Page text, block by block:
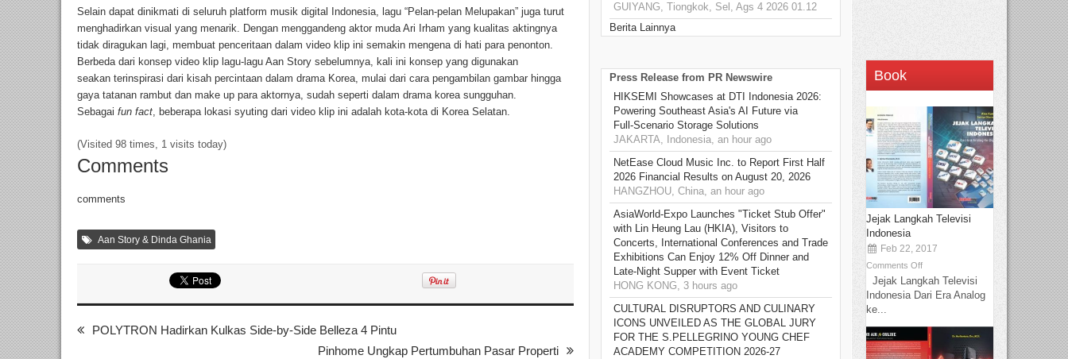
Selain dapat dinikmati di seluruh platform musik digital Indonesia, lagu “Pelan-pelan Melupakan” juga turut
menghadirkan visual yang menarik. Dengan menggandeng aktor muda Ari Irham yang kualitas aktingnya
tidak diragukan lagi, membuat penceritaan dalam video klip ini semakin mengena di hati para penonton.
Berbeda dari konsep video klip lagu-lagu Aan Story sebelumnya, kali ini konsep yang digunakan
seakan terinspirasi dari kisah percintaan dalam drama Korea, mulai dari cara pengambilan gambar hingga
gaya tatanan rambut dan make up para aktornya, sudah seperti dalam drama korea sungguhan.
Sebagai fun fact, beberapa lokasi syuting dari video klip ini adalah kota-kota di Korea Selatan.
(Visited 98 times, 1 visits today)
Comments
comments
Aan Story & Dinda Ghania
POLYTRON Hadirkan Kulkas Side-by-Side Belleza 4 Pintu
Pinhome Ungkap Pertumbuhan Pasar Properti
GUIYANG, Tiongkok, Sel, Ags 4 2026 01.12
Berita Lainnya
Press Release from PR Newswire
HIKSEMI Showcases at DTI Indonesia 2026:
Powering Southeast Asia's AI Future via
Full‑Scenario Storage Solutions
JAKARTA, Indonesia, an hour ago
NetEase Cloud Music Inc. to Report First Half
2026 Financial Results on August 20, 2026
HANGZHOU, China, an hour ago
AsiaWorld-Expo Launches "Ticket Stub Offer"
with Lin Heung Lau (HKIA), Visitors to
Concerts, International Conferences and Trade
Exhibitions Can Enjoy 12% Off Dinner and
Late-Night Supper with Event Ticket
HONG KONG, 3 hours ago
CULTURAL DISRUPTORS AND CULINARY
ICONS UNVEILED AS THE GLOBAL JURY
FOR THE S.PELLEGRINO YOUNG CHEF
ACADEMY COMPETITION 2026-27
Book
Jejak Langkah Televisi
Indonesia
Feb 22, 2017
Comments Off
Jejak Langkah Televisi
Indonesia Dari Era Analog
ke...